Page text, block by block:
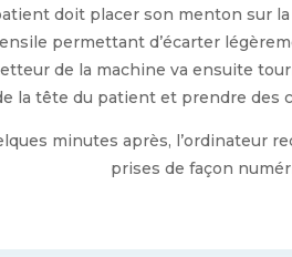
doit placer son menton sur
permettant d’écarter
de la machine va ensuite
la tête du patient et prendre des
minutes après, l’ordinateur
prises de façon